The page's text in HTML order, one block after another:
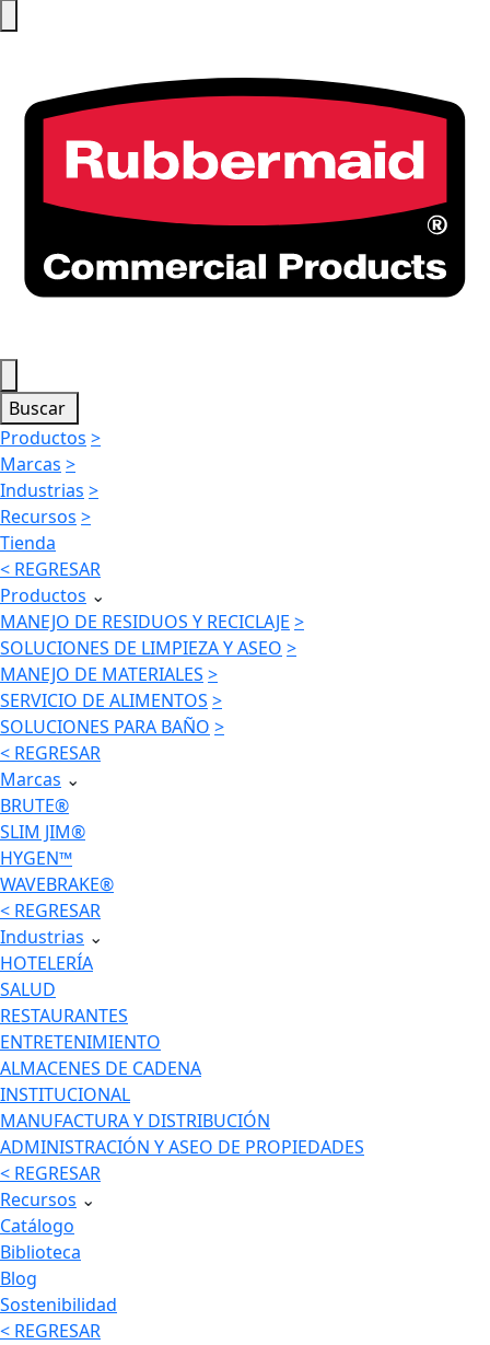
Buscar
Productos >
Marcas >
Industrias >
Recursos >
Tienda
< REGRESAR
Productos ⌄
MANEJO DE RESIDUOS Y RECICLAJE >
SOLUCIONES DE LIMPIEZA Y ASEO >
MANEJO DE MATERIALES >
SERVICIO DE ALIMENTOS >
SOLUCIONES PARA BAÑO >
< REGRESAR
Marcas ⌄
BRUTE®
SLIM JIM®
HYGEN™
WAVEBRAKE®
< REGRESAR
Industrias ⌄
HOTELERÍA
SALUD
RESTAURANTES
ENTRETENIMIENTO
ALMACENES DE CADENA
INSTITUCIONAL
MANUFACTURA Y DISTRIBUCIÓN
ADMINISTRACIÓN Y ASEO DE PROPIEDADES
< REGRESAR
Recursos ⌄
Catálogo
Biblioteca
Blog
Sostenibilidad
< REGRESAR